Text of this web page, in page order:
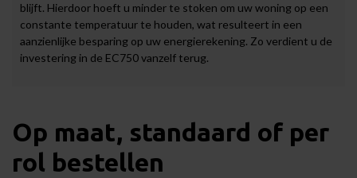
blijft. Hierdoor hoeft u minder te stoken om uw woning op een
constante temperatuur te houden, wat resulteert in een
aanzienlijke besparing op uw energierekening. Zo verdient u de
investering in de EC750 vanzelf terug.
Op maat, standaard of per
rol bestellen